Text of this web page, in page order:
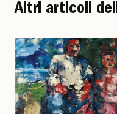
Altri articoli